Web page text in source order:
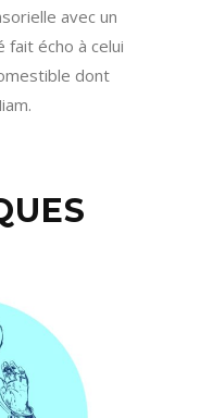
avec un
fait écho à celui
dont